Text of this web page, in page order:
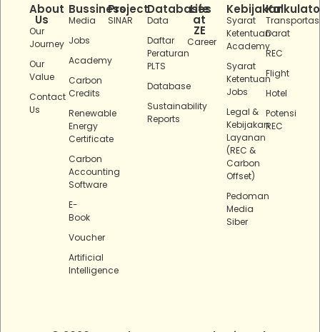
About
Us
Our
Journey
Our
Value
Contact
Us
Bussiness
Media
Jobs
Academy
Carbon
Credits
Renewable
Energy
Certificate
Carbon
Accounting
Software
E-
Book
Voucher
Artificial
Intelligence
Project
SINAR
Databases
Data
Daftar
Peraturan
PLTS
Database
Sustainability
Reports
Life
at
ZE
Career
Kebijakan
Syarat
Ketentuan
Academy
Syarat
Ketentuan
Jobs
Legal &
Kebijakan
Layanan
(REC &
Carbon
Offset)
Pedoman
Media
Siber
Darat
REC
Flight
Hotel
Potensi
REC